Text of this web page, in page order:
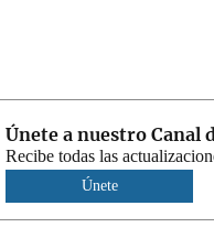
Únete a nuestro Canal
Recibe todas las
Únete